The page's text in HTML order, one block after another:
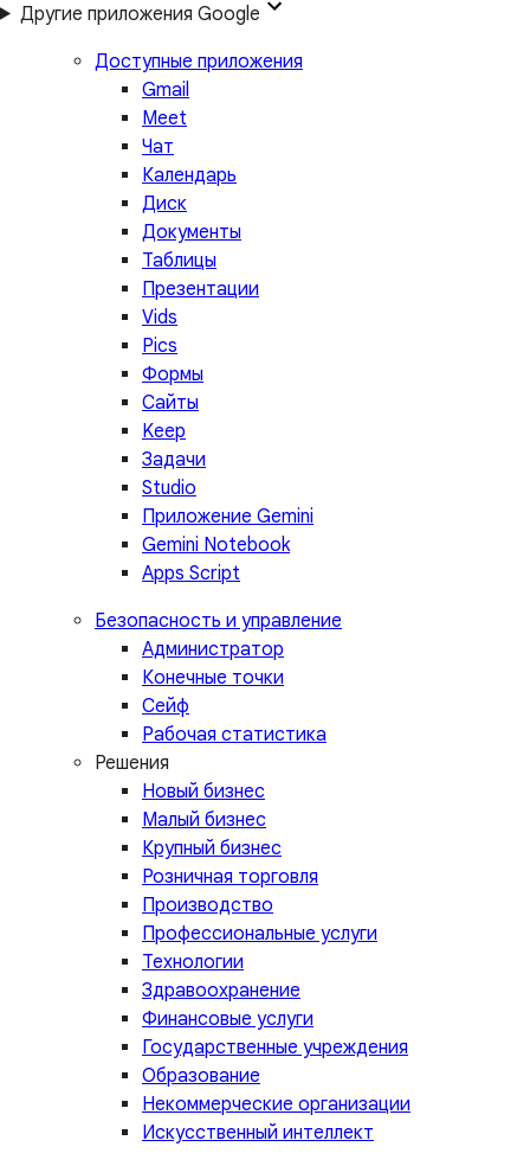
Другие приложения Google
Доступные приложения
Gmail
Meet
Чат
Календарь
Диск
Документы
Таблицы
Презентации
Vids
Pics
Формы
Сайты
Keep
Задачи
Studio
Приложение Gemini
Gemini Notebook
Apps Script
Безопасность и управление
Администратор
Конечные точки
Сейф
Рабочая статистика
Решения
Новый бизнес
Малый бизнес
Крупный бизнес
Розничная торговля
Производство
Профессиональные услуги
Технологии
Здравоохранение
Финансовые услуги
Государственные учреждения
Образование
Некоммерческие организации
Искусственный интеллект